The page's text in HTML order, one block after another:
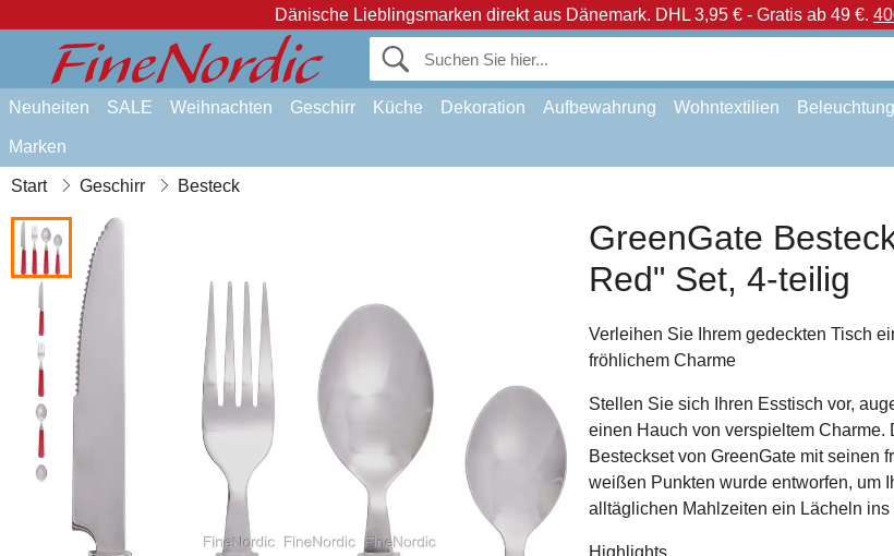
Dänische Lieblingsmarken direkt aus Dänemark. DHL 3,95 € - Gratis ab 49 €.
Neuheiten SALE Weihnachten Geschirr Küche Dekoration Aufbewahrung Wohntextilien Beleuchtung
Marken
Start Geschirr Besteck
GreenGate
Red" Set, 4-teilig
Verleihen Sie Ihrem gedeckten Tisch
fröhlichem Charme
Stellen Sie sich Ihren Esstisch vor,
einen Hauch von verspieltem Charme.
Besteckset von GreenGate mit seinen
weißen Punkten wurde entworfen, um
alltäglichen Mahlzeiten ein Lächeln ins
Highlights